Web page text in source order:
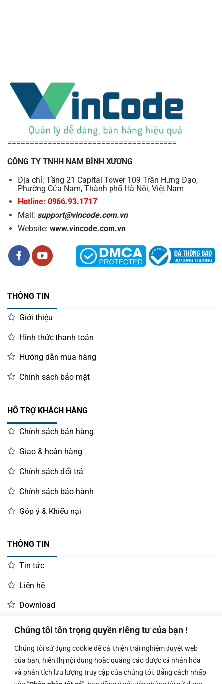
Chúng tôi tôn trọng quyền riêng tư của bạn !
Chúng tôi sử dụng cookie để cải thiện trải nghiệm duyệt web
của bạn, hiển thị nội dung hoặc quảng cáo được cá nhân hóa
và phân tích lưu lượng truy cập của chúng tôi. Bằng cách nhấp
======================================
CÔNG TY TNHH NAM BÌNH XƯƠNG
Địa chỉ: Tầng 21 Capital Tower 109 Trần Hưng Đạo,
Phường Cửa Nam, Thành phố Hà Nội, Việt Nam
Hotline: 0966.93.1717
Mail: support@vincode.com.vn
Website: www.vincode.com.vn
THÔNG TIN
Giới thiệu
Hình thức thanh toán
Hướng dẫn mua hàng
Chính sách bảo mật
HỖ TRỢ KHÁCH HÀNG
Chính sách bán hàng
Giao & hoàn hàng
Chính sách đổi trả
Chính sách bảo hành
Góp ý & Khiếu nại
THÔNG TIN
Tin tức
Liên hệ
Download
LIÊN HỆ MUA HÀNG
Kinh doanh:
0966.93.1717
KD Dự Án: 0987
835 345
Kế Toán:
0987.919.040